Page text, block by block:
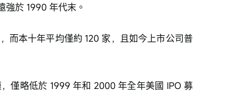
強於 1990 年代末。
而本十年平均僅約 120 家，且如今上市公司普
僅略低於 1999 年和 2000 年全年美國 IPO 募